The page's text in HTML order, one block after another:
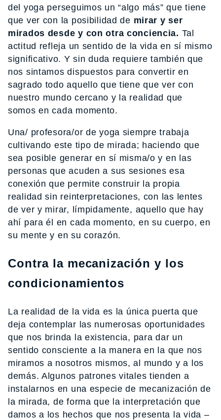
del yoga perseguimos un “algo más” que tiene
que ver con la posibilidad de mirar y ser
mirados desde y con otra conciencia. Tal
actitud refleja un sentido de la vida en sí mismo
significativo. Y sin duda requiere también que
nos sintamos dispuestos para convertir en
sagrado todo aquello que tiene que ver con
nuestro mundo cercano y la realidad que
somos en cada momento.
Una/ profesora/or de yoga siempre trabaja
cultivando este tipo de mirada; haciendo que
sea posible generar en sí misma/o y en las
personas que acuden a sus sesiones esa
conexión que permite construir la propia
realidad sin reinterpretaciones, con las lentes
de ver y mirar, límpidamente, aquello que hay
ahí para él en cada momento, en su cuerpo, en
su mente y en su corazón.
Contra la mecanización y los
condicionamientos
La realidad de la vida es la única puerta que
deja contemplar las numerosas oportunidades
que nos brinda la existencia, para dar un
sentido consciente a la manera en la que nos
miramos a nosotros mismos, al mundo y a los
demás. Algunos patrones vitales tienden a
instalarnos en una especie de mecanización de
la mirada, de forma que la interpretación que
damos a los hechos que nos presenta la vida –